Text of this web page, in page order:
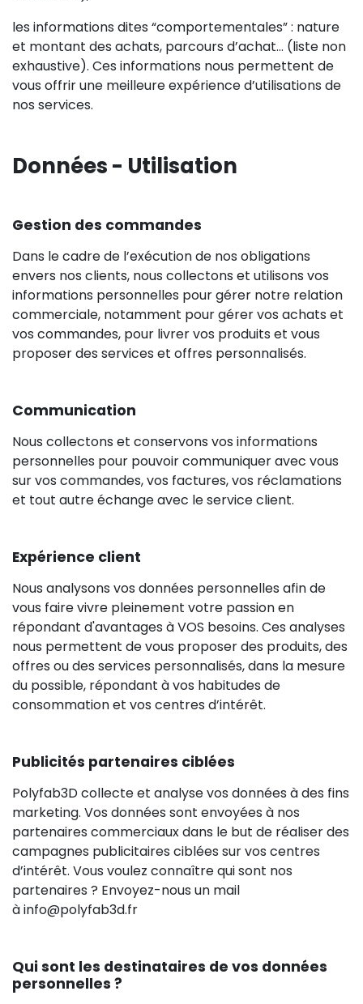
les informations dites “comportementales” : nature
et montant des achats, parcours d’achat… (liste non
exhaustive). Ces informations nous permettent de
vous offrir une meilleure expérience d’utilisations de
nos services.
Données - Utilisation
Gestion des commandes
Dans le cadre de l’exécution de nos obligations
envers nos clients, nous collectons et utilisons vos
informations personnelles pour gérer notre relation
commerciale, notamment pour gérer vos achats et
vos commandes, pour livrer vos produits et vous
proposer des services et offres personnalisés.
Communication
Nous collectons et conservons vos informations
personnelles pour pouvoir communiquer avec vous
sur vos commandes, vos factures, vos réclamations
et tout autre échange avec le service client.
Expérience client
Nous analysons vos données personnelles afin de
vous faire vivre pleinement votre passion en
répondant d'avantages à VOS besoins. Ces analyses
nous permettent de vous proposer des produits, des
offres ou des services personnalisés, dans la mesure
du possible, répondant à vos habitudes de
consommation et vos centres d’intérêt.
Publicités partenaires ciblées
Polyfab3D collecte et analyse vos données à des fins
marketing. Vos données sont envoyées à nos
partenaires commerciaux dans le but de réaliser des
campagnes publicitaires ciblées sur vos centres
d’intérêt. Vous voulez connaître qui sont nos
partenaires ? Envoyez-nous un mail
à info@polyfab3d.fr
Qui sont les destinataires de vos données
personnelles ?